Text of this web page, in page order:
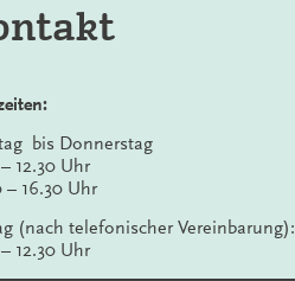
bis Donnerstag
12.30 Uhr
– 16.30 Uhr
(nach telefonischer Vereinbarung):
12.30 Uhr